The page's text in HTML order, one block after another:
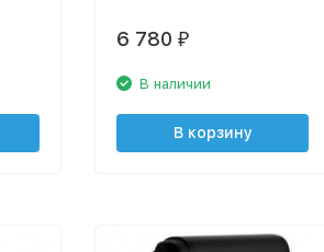
6 780 ₽
В наличии
В корзину